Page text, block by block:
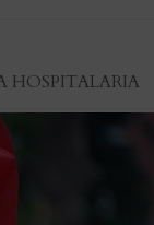
HOSPITALARIA